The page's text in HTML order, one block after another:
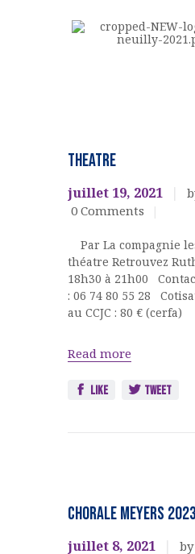
LE CENTRE
ACTIVITÉS ET
CONTACT
ADHÉSION
ACQUISITION
CENTRE
activités
THEATRE
juillet 19, 2021
0 Comments
Par La compagnie
théatre Retrouvez
18h30 à 21h00
: 06 74 80 55 28
au CCJC : 80 € (cerfa)
Read more
Like Tweet
activités
MEYERS
CHORALE MEYERS
juillet 8, 2021
by